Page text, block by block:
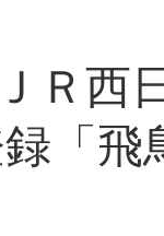
Ｒ西
「